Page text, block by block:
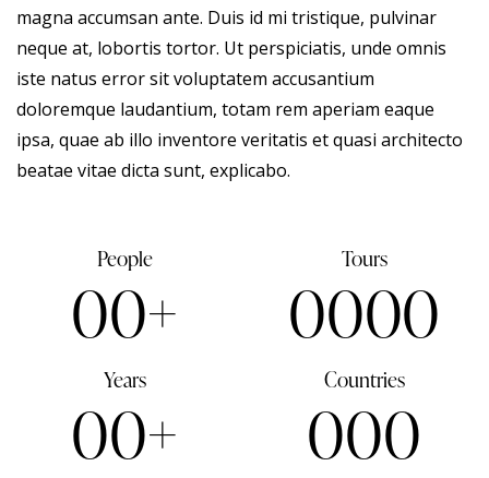
magna accumsan ante. Duis id mi tristique, pulvinar
neque at, lobortis tortor. Ut perspiciatis, unde omnis
iste natus error sit voluptatem accusantium
doloremque laudantium, totam rem aperiam eaque
ipsa, quae ab illo inventore veritatis et quasi architecto
beatae vitae dicta sunt, explicabo.
People
00+
Tours
0000
Years
00+
Countries
000